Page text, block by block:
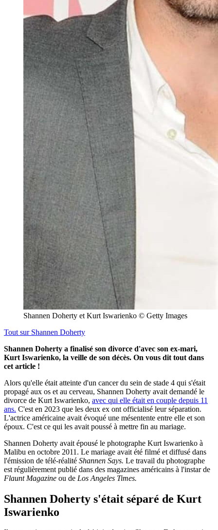
Shannen Doherty et Kurt Iswarienko © Getty Images
Tout sur Shannen Doherty
Shannen Doherty a finalisé son divorce d'avec son ex-mari,
Kurt Iswarienko, la veille de son décès. On vous dit tout dans
cet article !
Alors qu'elle était atteinte d'un cancer du sein de stade 4 qui s'était
propagé aux os et au cerveau, Shannen Doherty avait demandé le
divorce de Kurt Iswarienko, avec qui elle était en couple depuis 11
ans. C'est en 2023 que les deux ex ont officialisé leur séparation.
L'actrice américaine avait évoqué une mésentente entre elle et son
époux. C'est ce qui les avait poussé à mettre fin au mariage.
Shannen Doherty avait épousé le photographe Kurt Iswarienko à
Malibu en octobre 2011. Le mariage avait été filmé et diffusé dans
l'émission de télé-réalité Shannen Says. Le travail du photographe
est régulièrement publié dans des magazines américains à l'instar de
Flaunt Magazine ou de Los Angeles Times.
Shannen Doherty s'était séparé de Kurt
Iswarienko